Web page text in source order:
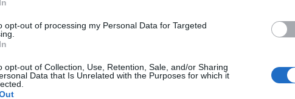
opt-out of processing my Personal Data for Targeted
opt-out of Collection, Use, Retention, Sale, and/or Sharing
Data that Is Unrelated with the Purposes for which it
Warszawy w
Fot. Czytelnik Warszawy w